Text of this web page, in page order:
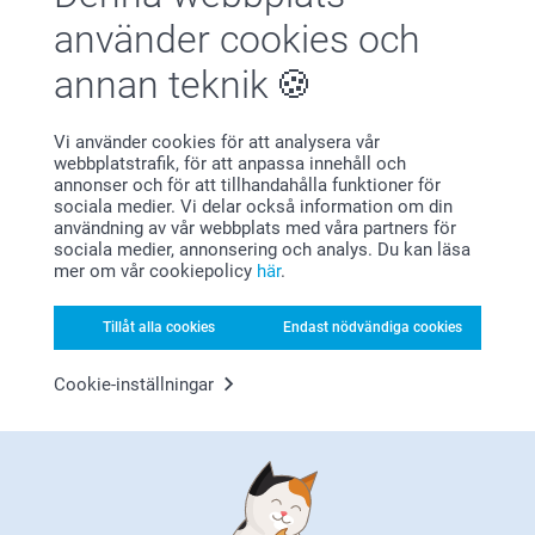
använder cookies och
annan teknik
Vi använder cookies för att analysera vår
webbplatstrafik, för att anpassa innehåll och
annonser och för att tillhandahålla funktioner för
sociala medier. Vi delar också information om din
användning av vår webbplats med våra partners för
sociala medier, annonsering och analys. Du kan läsa
mer om vår cookiepolicy här.
Tillåt alla cookies Endast nödvändiga cookies
Cookie-inställningar
2026-07-22
11:50
Hej Aljona,
Tusen tack för ditt fina omdöme och ⭐️⭐️⭐️⭐️⭐️!
Visst är det något speciellt med att få hålla sina
minnen i handen 💕 Vi är så glada att du valde oss
för att framkalla dina retrobilder.
Varma hälsningar,
Helene @smartphoto
2026-07-02
Fina och bra kvalite
Visa reaktioner
2026-07-06
12:37
Hej Åsa,
glada att ha dig som kund!
🩵-liga hälsningar
Jag är nöjd :)